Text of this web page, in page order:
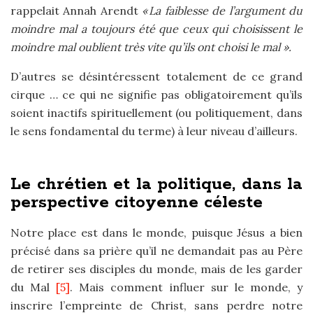
rappelait Annah Arendt « La faiblesse de l’argument du
moindre mal a toujours été que ceux qui choisissent le
moindre mal oublient très vite qu’ils ont choisi le mal ».
D’autres se désintéressent totalement de ce grand
cirque … ce qui ne signifie pas obligatoirement qu’ils
soient inactifs spirituellement (ou politiquement, dans
le sens fondamental du terme) à leur niveau d’ailleurs.
Le chrétien et la politique, dans la
perspective citoyenne céleste
Notre place est dans le monde, puisque Jésus a bien
précisé dans sa prière qu’il ne demandait pas au Père
de retirer ses disciples du monde, mais de les garder
du Mal [5]. Mais comment influer sur le monde, y
inscrire l’empreinte de Christ, sans perdre notre